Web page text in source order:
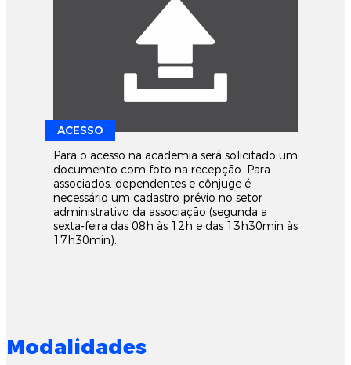
ACESSO
Para o acesso na academia será solicitado um
documento com foto na recepção. Para
associados, dependentes e cônjuge é
necessário um cadastro prévio no setor
administrativo da associação (segunda a
sexta-feira das 08h às 12h e das 13h30min às
17h30min).
Modalidades